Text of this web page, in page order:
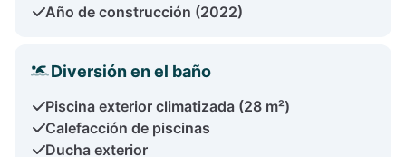
Año de construcción (2022)
Diversión en el baño
Piscina exterior climatizada (28 m²)
Calefacción de piscinas
Ducha exterior